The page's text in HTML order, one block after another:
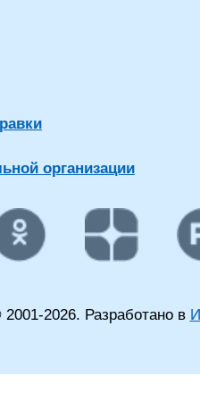
организации
2001-2026. Разработано в